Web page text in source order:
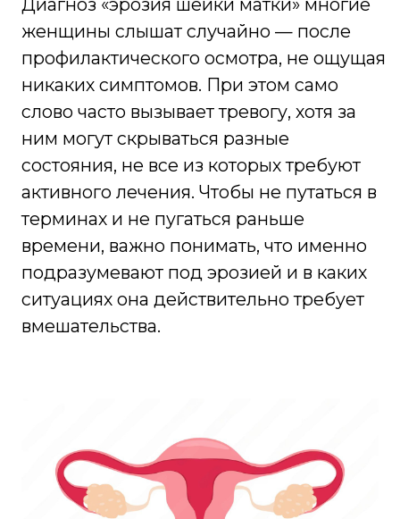
вмешательства.
которые отличаются от нормы. С
медицинской точки зрения это не
всегда «эрозия» в прямом смысле.
Что такое эрозия шейки
матки